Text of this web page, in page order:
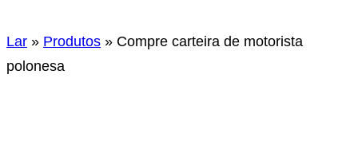
Lar » Produtos » Compre carteira de motorista
polonesa